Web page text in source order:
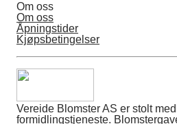
Om oss
Om oss
Åpningstider
Kjøpsbetingelser
Vereide Blomster AS er stolt
formidlingstjeneste.